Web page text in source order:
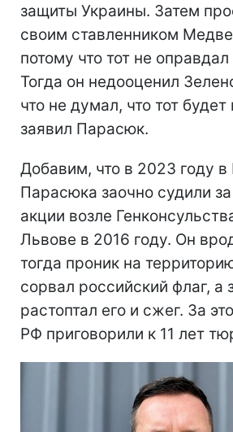
защиты Украины. Затем
своим ставленником
потому что тот не
Тогда он недооценил
что не думал, что тот будет
заявил Парасюк.
Добавим, что в 2023 году в
Парасюка заочно судили
акции возле
Львове в 2016 году. Он
тогда проник на
сорвал российский флаг, а
растоптал его и сжег. За
РФ приговорили к 11 лет